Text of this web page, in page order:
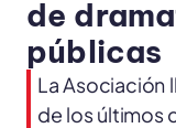
de
públicas
La Asociación
de los últimos